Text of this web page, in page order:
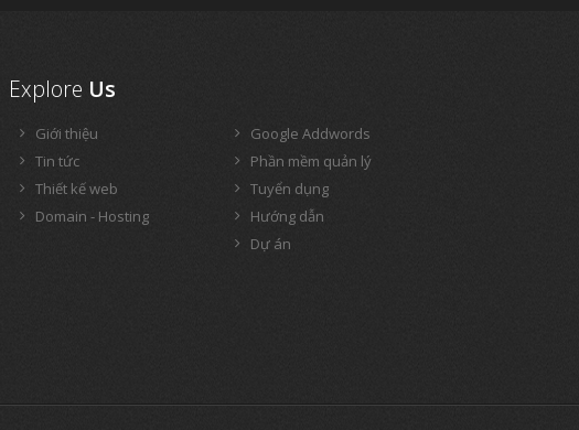
Explore Us
Giới thiệu
Tin tức
Thiết kế web
Domain - Hosting
Google Addwords
Phần mềm quản lý
Tuyển dụng
Hướng dẫn
Dự án